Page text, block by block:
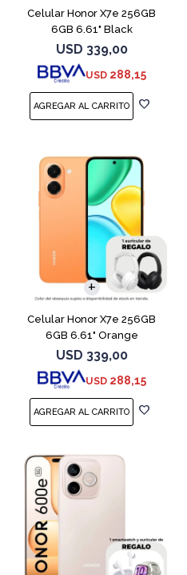
Celular Honor X7e 256GB
6GB 6.61" Black
USD 339,00
USD 288,15
Celular Honor X7e 256GB
6GB 6.61" Orange
USD 339,00
USD 288,15
COMPARAR
COMPARAR